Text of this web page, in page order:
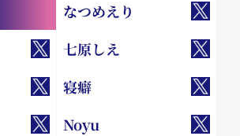
なつめえり
七原しえ
寝癖
Noyu